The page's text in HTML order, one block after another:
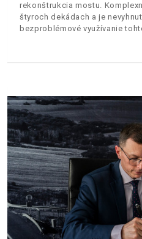
rekonštrukcia mostu.
štyroch dekádach a je
bezproblémové využívanie